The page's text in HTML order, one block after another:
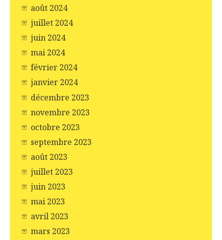
août 2024
juillet 2024
juin 2024
mai 2024
février 2024
janvier 2024
décembre 2023
novembre 2023
octobre 2023
septembre 2023
août 2023
juillet 2023
juin 2023
mai 2023
avril 2023
mars 2023